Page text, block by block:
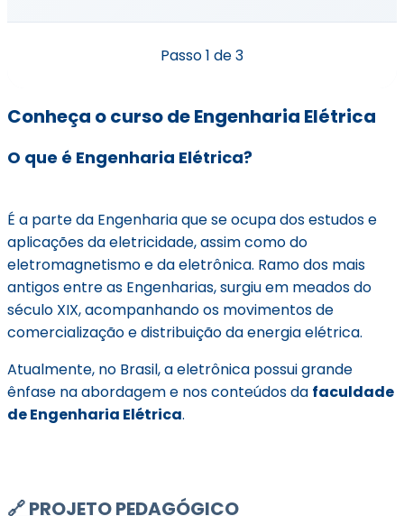
Passo1 de 3
Conheça o curso de Engenharia Elétrica
O que é Engenharia Elétrica?
É a parte da Engenharia que se ocupa dos estudos e
aplicações da eletricidade, assim como do
eletromagnetismo e da eletrônica. Ramo dos mais
antigos entre as Engenharias, surgiu em meados do
século XIX, acompanhando os movimentos de
comercialização e distribuição da energia elétrica.
Atualmente, no Brasil, a eletrônica possui grande
ênfase na abordagem e nos conteúdos da faculdade
de Engenharia Elétrica.
🔗 PROJETO PEDAGÓGICO